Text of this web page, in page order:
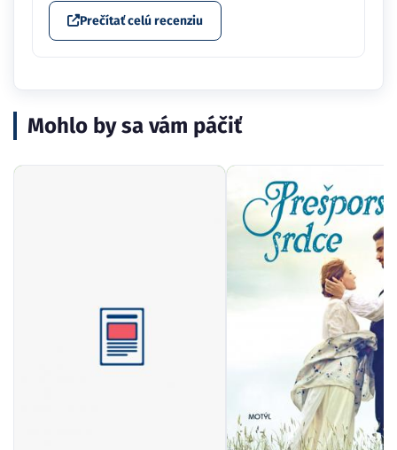
Prečítať celú recenziu
Mohlo by sa vám páčiť